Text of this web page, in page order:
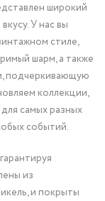
широкий
У нас вы
стиле,
шарм, а также
подчеркивающую
коллекции,
самых разных
событий.
из
и покрыты